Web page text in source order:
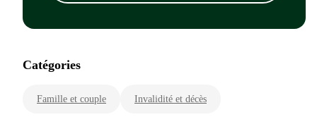
Catégories
Famille et couple Invalidité et décès